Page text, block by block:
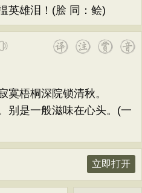
英雄泪！(脍 同：鲙)
寞梧桐深院锁清秋。
别是一般滋味在心头。(一
立即打开